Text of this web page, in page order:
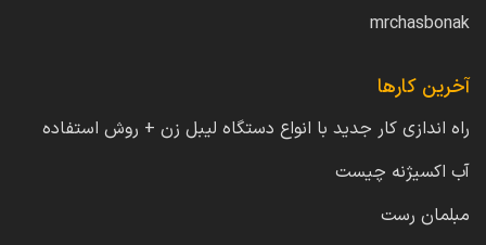
mrchasbonak
آخرین کارها
راه اندازی کار جدید با انواع دستگاه لیبل زن + روش استفاده
آب اکسیژنه چیست
مبلمان رست